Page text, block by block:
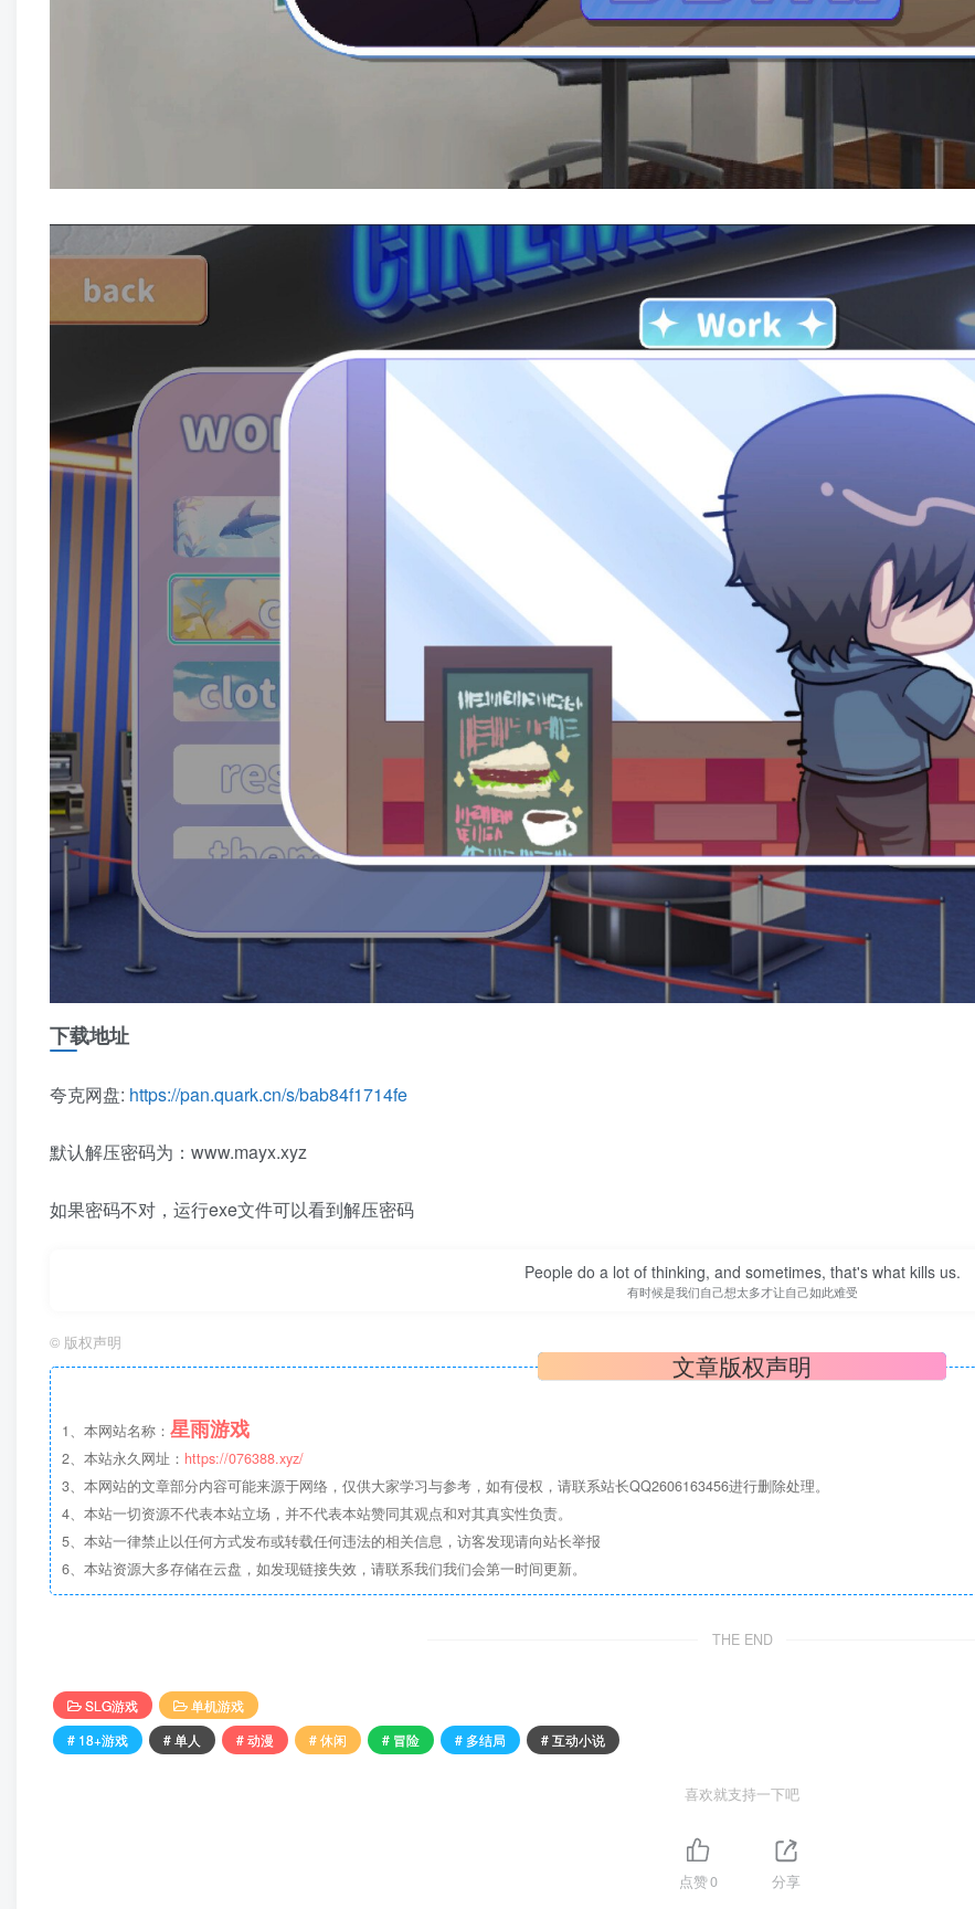
下载地址
夸克网盘: https://pan.quark.cn/s/bab84f1714fe
默认解压密码为：www.mayx.xyz
如果密码不对，运行exe文件可以看到解压密码
People do a lot of thinking, and sometimes, that's what kills us.
有时候是我们自己想太多才让自己如此难受
© 版权声明
文章版权声明
1、本网站名称： 星雨游戏
2、本站永久网址： https://076388.xyz/
3、本网站的文章部分内容可能来源于网络，仅供大家学习与参考，如有侵权，请联系站长QQ2606163456进行删除处理。
4、本站一切资源不代表本站立场，并不代表本站赞同其观点和对其真实性负责。
5、本站一律禁止以任何方式发布或转载任何违法的相关信息，访客发现请向站长举报
6、本站资源大多存储在云盘，如发现链接失效，请联系我们我们会第一时间更新。
THE END
SLG游戏
单机游戏
# 18+游戏
# 单人 # 动漫 # 休闲 # 冒险 # 多结局 # 互动小说
喜欢就支持一下吧
点赞0 分享